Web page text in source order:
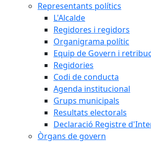
Representants polítics
L'Alcalde
Regidores i regidors
Organigrama polític
Equip de Govern i
Regidories
Codi de conducta
Agenda institucional
Grups municipals
Resultats electorals
Declaració Registre
Òrgans de govern